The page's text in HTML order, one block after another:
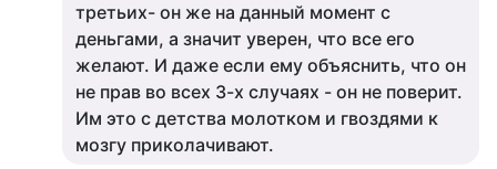
третьих- он же на данный момент с
деньгами, а значит уверен, что все его
желают. И даже если ему объяснить, что он
не прав во всех 3-х случаях - он не поверит.
Им это с детства молотком и гвоздями к
мозгу приколачивают.